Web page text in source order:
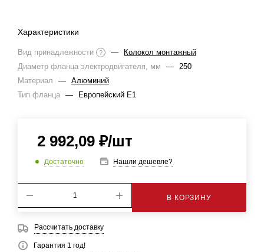
Характеристики
Вид принадлежности ? —
Колокол монтажный
Диаметр фланца электродвигателя, мм
— 250
Материал
— Алюминий
Тип фланца — Европейский E1
2 992,09 ₽/шт
Достаточно Нашли дешевле?
В КОРЗИНУ
Рассчитать доставку
Гарантия 1 год!